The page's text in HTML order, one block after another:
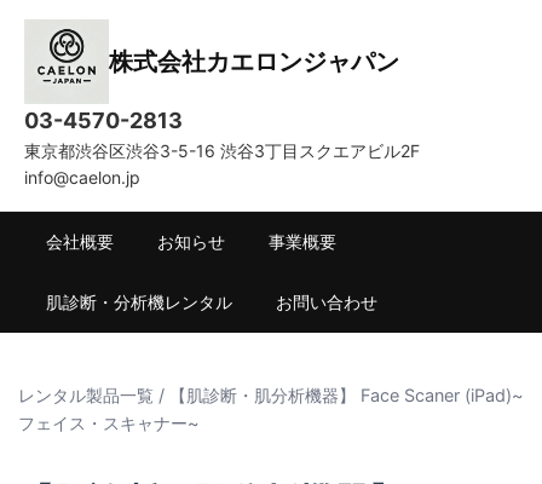
株式会社カエロンジャパン
03-4570-2813
東京都渋谷区渋谷3-5-16 渋谷3丁目スクエアビル2F
info@caelon.jp
会社概要 お知らせ 事業概要
肌診断・分析機レンタル お問い合わせ
レンタル製品一覧 /
【肌診断・肌分析機器】 Face Scaner (iPad)~
フェイス・スキャナー~